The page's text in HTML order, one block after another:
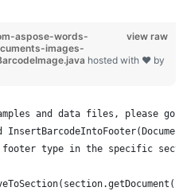
view raw
aspose-words-
images-
hosted with ❤ by
and data files, please go
type in the specific